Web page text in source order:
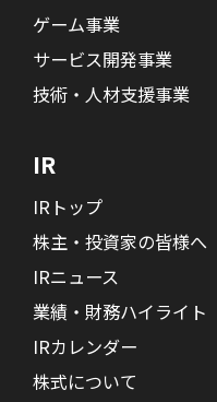
ゲーム事業
サービス開発事業
技術・人材支援事業
IR
IRトップ
株主・投資家の皆様へ
IRニュース
業績・財務ハイライト
IRカレンダー
株式について